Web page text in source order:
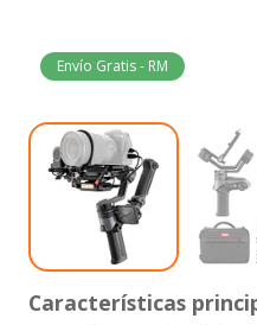
Envío Gratis - RM
Características